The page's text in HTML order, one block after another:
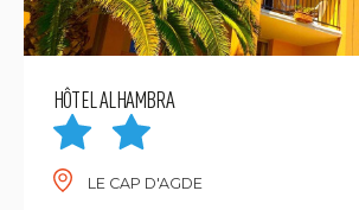
HÔTEL ALHAMBRA
LE CAP D'AGDE